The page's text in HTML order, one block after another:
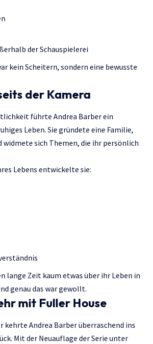
der Schauspielerei
kein Scheitern, sondern eine bewusste
der Kamera
führte Andrea Barber ein
Leben. Sie gründete eine Familie,
widmete sich Themen, die ihr persönlich
Lebens entwickelte sie:
lange Zeit kaum etwas über ihr Leben in
genau das war gewollt.
mit Fuller House
kehrte Andrea Barber überraschend ins
Mit der Neuauflage der Serie unter